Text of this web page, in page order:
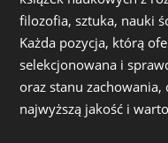
filozofia, sztuka, nauki
Każda pozycja, którą
selekcjonowana i
oraz stanu
najwyższą jakość i